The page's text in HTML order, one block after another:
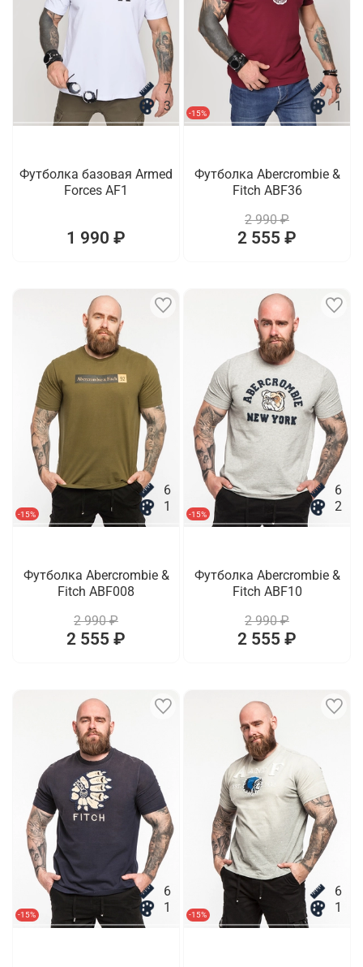
7
3
Футболка базовая Armed
Forces AF1
1 990 ₽
-15%
6
1
Футболка Abercrombie &
Fitch ABF36
2 990 ₽
2 555 ₽
-15%
6
1
Футболка Abercrombie &
Fitch ABF008
2 990 ₽
2 555 ₽
-15%
6
2
Футболка Abercrombie &
Fitch ABF10
2 990 ₽
2 555 ₽
-15%
6
1
-15%
6
1